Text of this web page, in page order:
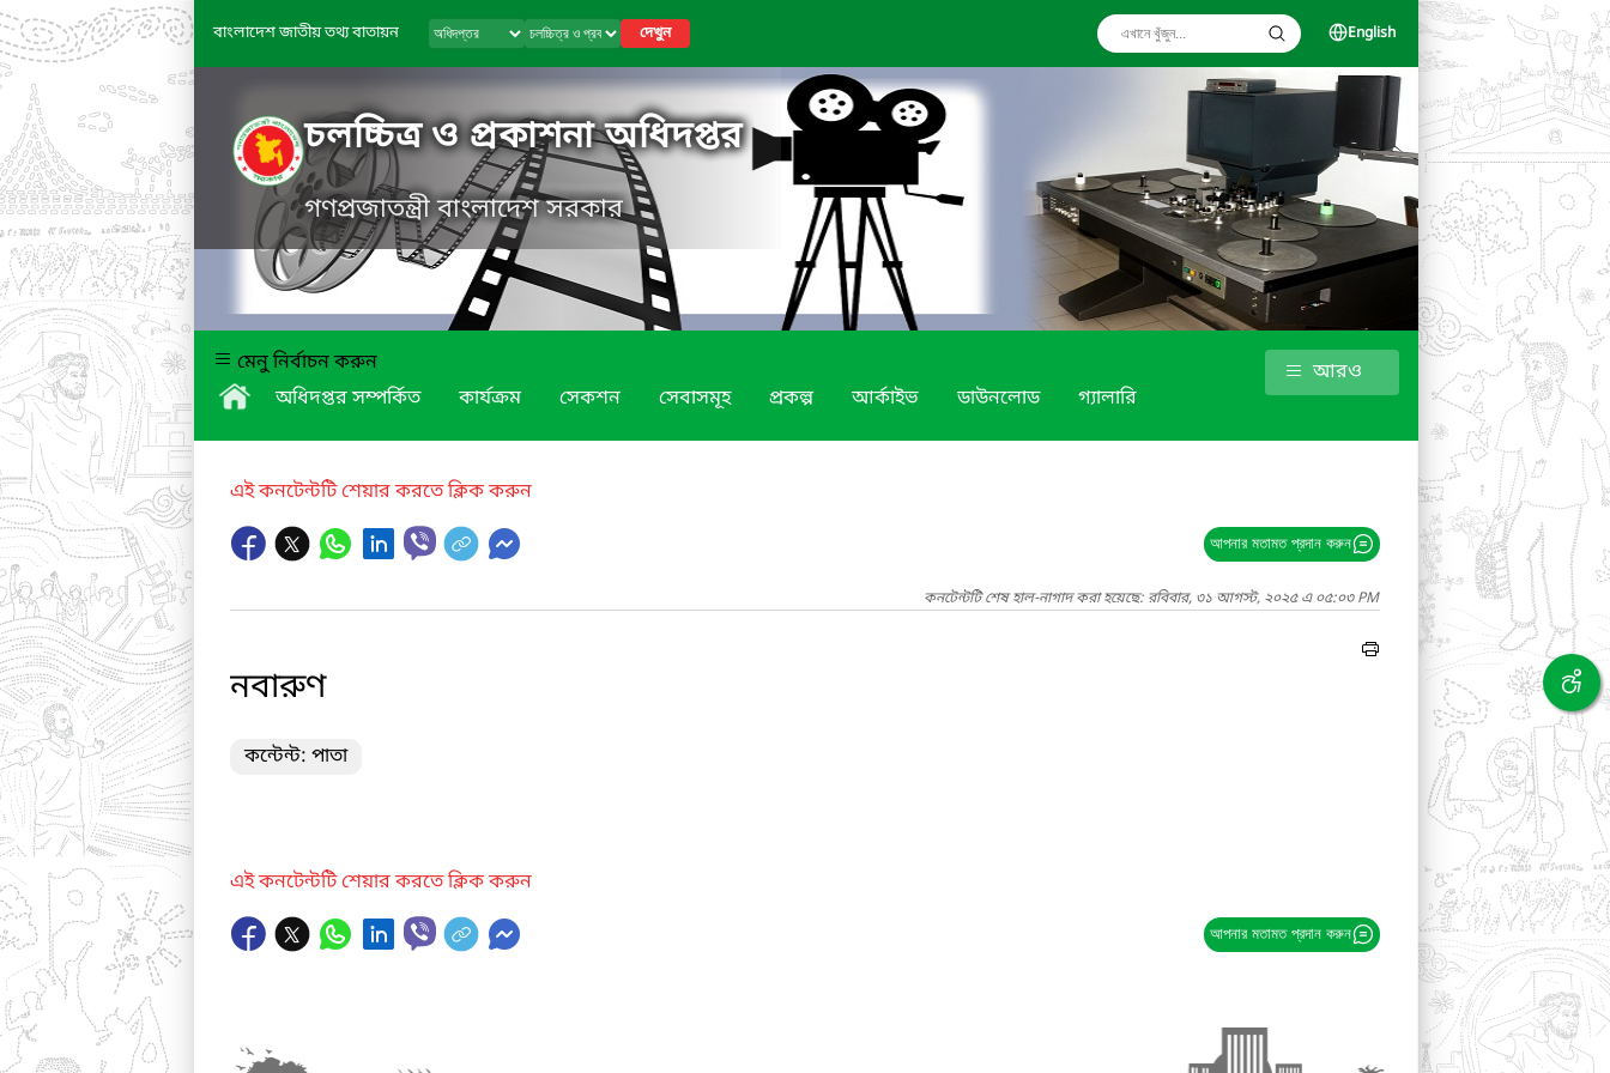
বাংলাদেশ জাতীয় তথ্য বাতায়ন দেখুন English
চলচ্চিত্র ও প্রকাশনা অধিদপ্তর
গণপ্রজাতন্ত্রী বাংলাদেশ সরকার
মেনু নির্বাচন করুন
অধিদপ্তর সম্পর্কিত
কার্যক্রম সেকশন সেবাসমূহ প্রকল্প আর্কাইভ ডাউনলোড গ্যালারি
আরও
এই কনটেন্টটি শেয়ার করতে ক্লিক করুন
আপনার মতামত প্রদান করুন
কনটেন্টটি শেষ হাল-নাগাদ করা হয়েছে: রবিবার, ৩১ আগস্ট, ২০২৫ এ ০৫:০৩ PM
নবারুণ
কন্টেন্ট: পাতা
এই কনটেন্টটি শেয়ার করতে ক্লিক করুন
আপনার মতামত প্রদান করুন